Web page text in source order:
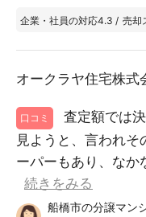
企業・社員の対応4.3 / 売却
オークラヤ住宅株式
口コミ
査定額では
見ようと、言われ
ーパーもあり、なか
続きをみる
船橋市の分譲マン